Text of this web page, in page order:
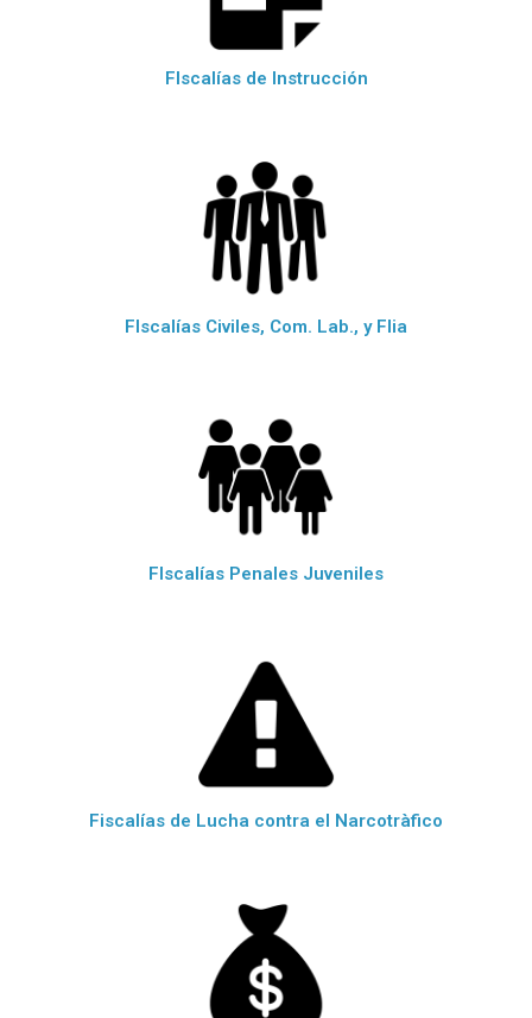
FIscalías de Instrucción
FIscalías Civiles, Com. Lab., y Flia
FIscalías Penales Juveniles
Fiscalías de Lucha contra el Narcotràfico